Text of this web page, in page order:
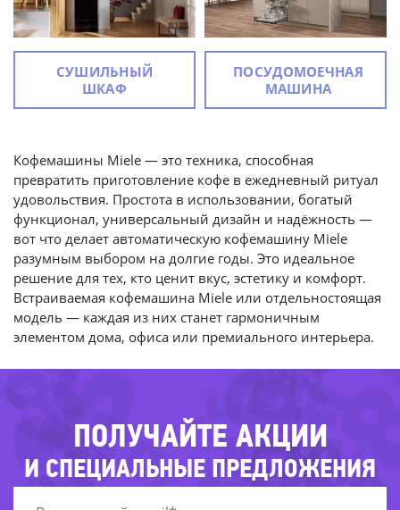
СУШИЛЬНЫЙ
ШКАФ
ПОСУДОМОЕЧНАЯ
МАШИНА
Кофемашины Miele — это техника, способная
превратить приготовление кофе в ежедневный ритуал
удовольствия. Простота в использовании, богатый
функционал, универсальный дизайн и надёжность —
вот что делает автоматическую кофемашину Miele
разумным выбором на долгие годы. Это идеальное
решение для тех, кто ценит вкус, эстетику и комфорт.
Встраиваемая кофемашина Miele или отдельностоящая
модель — каждая из них станет гармоничным
элементом дома, офиса или премиального интерьера.
ПОЛУЧАЙТЕ АКЦИИ
И СПЕЦИАЛЬНЫЕ ПРЕДЛОЖЕНИЯ
-20%
-42%
--45%
-20%